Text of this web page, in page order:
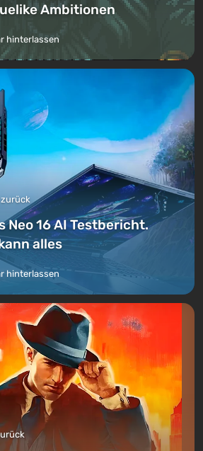
Ambitionen
hinterlassen
Neo 16 AI Testbericht.
alles
hinterlassen